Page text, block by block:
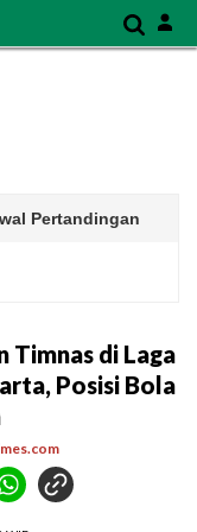
Pertandingan
Timnas di Laga
Posisi Bola